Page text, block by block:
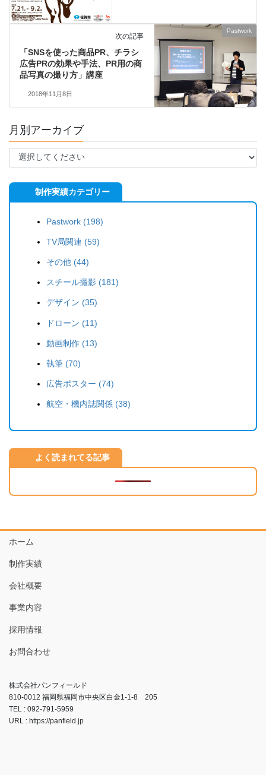
Pastwork
次の記事
「SNSを使った商品PR、チラシ
広告PRの効果や手法、PR用の商
品写真の撮り方」講座
2018年11月8日
月別アーカイブ
制作実績カテゴリー
Pastwork (198)
TV局関連 (59)
その他 (44)
スチール撮影 (181)
デザイン (35)
ドローン (11)
動画制作 (13)
執筆 (70)
広告ポスター (74)
航空・機内誌関係 (38)
よく読まれてる記事
ホーム
制作実績
会社概要
事業内容
採用情報
お問合わせ
株式会社パンフィールド
810-0012 福岡県福岡市中央区白金1-1-8 205
TEL : 092-791-5959
URL : https://panfield.jp